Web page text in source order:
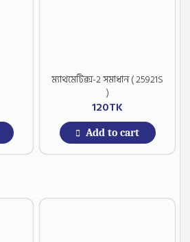
ম্যাথমেটিক্স-2 সমাধান ( 25921S
)
120TK
Add to cart